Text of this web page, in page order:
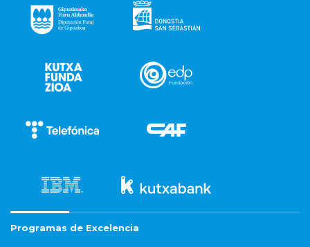
Programas de Excelencia